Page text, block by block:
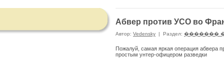
Абвер против УСО во
Автор: Vedensky | Раздел: �������
Пожалуй, самая яркая операция абвера
простым унтер-офицером разведки